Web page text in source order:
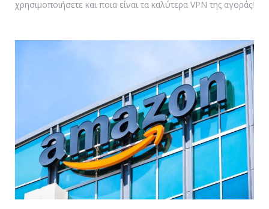
χρησιμοποιήσετε και ποια είναι τα καλύτερα VPN της αγοράς!